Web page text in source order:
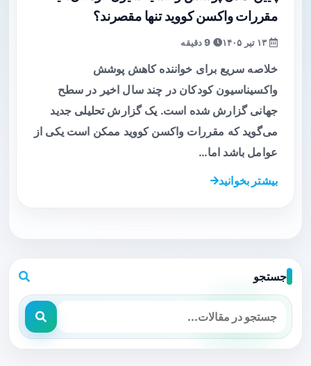
مقررات واکسن کووید تنها مقصرند؟
خلاصه سریع برای خواننده کاهش پوشش
واکسیناسیون کودکان در چند سال اخیر در سطح
جهانی گزارش شده است. یک گزارش تحلیلی جدید
می‌گوید که مقررات واکسن کووید ممکن است یکی از
عوامل باشد اما…
بیشتر بخوانید
جستجو